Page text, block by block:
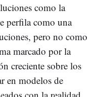
como la
perfila como una
pero no como
marcado por la
creciente sobre los
en modelos de